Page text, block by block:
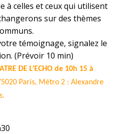
à celles et ceux qui utilisent
sur des thèmes
témoignage, signalez le
(Prévoir 10 min)
DE L’ECHO de 10h 15 à
Paris, Métro 2 : Alexandre